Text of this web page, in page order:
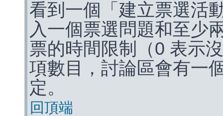
看到一個「建立票選活
入一個票選問題和至少
票的時間限制（0 表示
項數目，討論區會有一
定。
回頂端